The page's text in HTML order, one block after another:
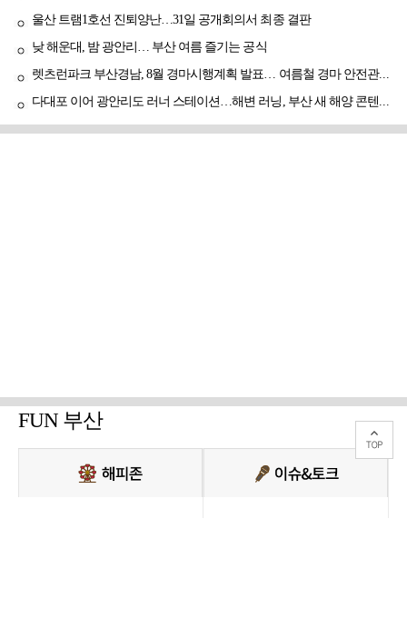
울산 트램1호선 진퇴양난…31일 공개회의서 최종 결판
낮 해운대, 밤 광안리… 부산 여름 즐기는 공식
렛츠런파크 부산경남, 8월 경마시행계획 발표… 여름철 경마 안전관리 강화
FUN 부산